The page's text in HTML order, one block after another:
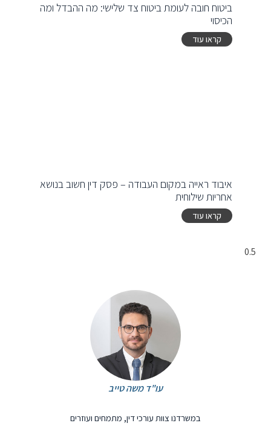
ביטוח חובה לעומת ביטוח צד שלישי: מה ההבדל ומה
הכיסוי
קראו עוד
איבוד ראייה במקום העבודה – פסק דין חשוב בנושא
אחריות שילוחית
קראו עוד
עו"ד משה טייב
במשרדנו צוות עורכי דין, מתמחים ועוזרים